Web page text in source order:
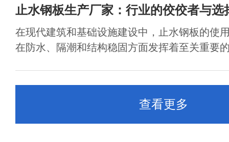
止水钢板生产厂家：行业的佼佼者与选
在现代建筑和基础设施建设中，止水钢板的使
在防水、隔潮和结构稳固方面发挥着至关重要
查看更多